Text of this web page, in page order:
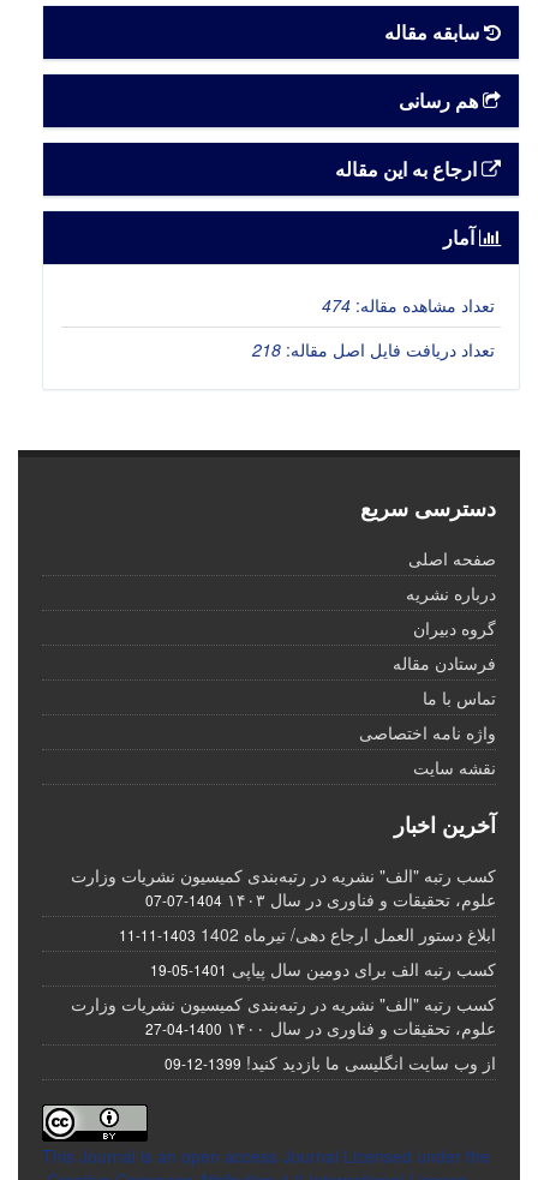
سابقه مقاله
هم رسانی
ارجاع به این مقاله
آمار
تعداد مشاهده مقاله: 474
تعداد دریافت فایل اصل مقاله: 218
دسترسی سریع
صفحه اصلی
درباره نشریه
گروه دبیران
فرستادن مقاله
تماس با ما
واژه نامه اختصاصی
نقشه سایت
آخرین اخبار
کسب رتبه "الف" نشریه در رتبه‌بندی کمیسیون نشریات وزارت
علوم، تحقیقات و فناوری در سال ۱۴۰۳
1404-07-07
ابلاغ دستور العمل ارجاع دهی/ تیرماه 1402 1403-11-11
کسب رتبه الف برای دومین سال پیاپی 1401-05-19
کسب رتبه "الف" نشریه در رتبه‌بندی کمیسیون نشریات وزارت
علوم، تحقیقات و فناوری در سال ۱۴۰۰
1400-04-27
از وب سایت انگلیسی ما بازدید کنید! 1399-12-09
This Journal is an open access Journal Licensed under the